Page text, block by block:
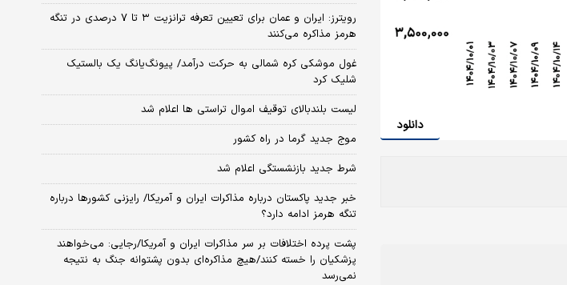
دانلود
رویترز: ایران و عمان برای تعیین تعرفه ترانزیت ۳ تا ۷ درصدی در تنگه
هرمز مذاکره می‌کنند
غول موشکی کره شمالی به حرکت درآمد/ پیونگ‌یانگ یک بالستیک
شلیک کرد
لیست بلندبالای توقیف اموال تراستی ها اعلام شد
موج جدید گرما در راه کشور
شرط جدید بازنشستگی اعلام شد
خبر جدید پاکستان درباره مذاکرات ایران و آمریکا/ رایزنی کشورها درباره
تنگه هرمز ادامه دارد؟
پشت پرده اختلافات بر سر مذاکرات ایران و آمریکا/رجایی: می‌خواهند
پزشکیان را خسته کنند/هیچ مذاکره‌ای بدون پشتوانه جنگ به نتیجه
نمی‌رسد